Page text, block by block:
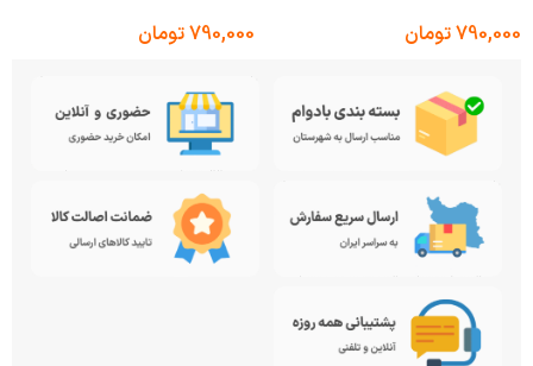
790,000تومان
790,000تومان